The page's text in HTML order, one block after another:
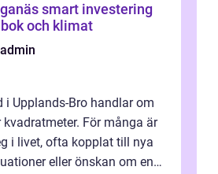
och klimat
admin
i Upplands-Bro handlar om
kvadratmeter. För många är
i livet, ofta kopplat till nya
eller önskan om en